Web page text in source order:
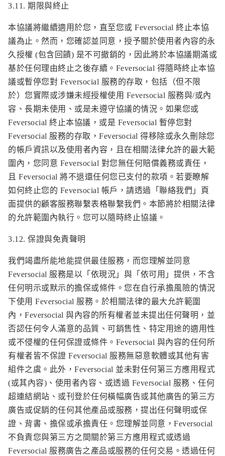
3.11. 期限與終止
本協議將繼續適用於您，直至您或 Feversocial 終止本協
議為止。然而，您確認並同意，授予關於使用者內容的永
久授權 (包含回饋) 是不可撤銷的，因此將於本協議期滿或
基於任何理由終止之後存續。Feversocial 得隨時終止本協
議或暫停您對 Feversocial 服務的存取，包括（但不限
於）您實際或涉嫌未經授權使用 Feversocial 服務與/或內
容、長期未使用、或是未遵守協議的情況。如果您或
Feversocial 終止本協議，或是 Feversocial 暫停您對
Feversocial 服務的存取，Feversocial 得移除或永久刪除您
的帳戶資訊以及使用者內容，且在相關法律允許的最大範
圍內，您同意 Feversocial 對您無任何賠償義務或責任，
且 Feversocial 將不退還任何您已支付的款項。若要瞭解
如何終止您的 Feversocial 帳戶，請透過「聯絡我們」頁
面提供的顧客服務聯繫表格聯繫我們。本節將於相關法律
的允許範圍內執行。您可以隨時終止協議。
3.12. 保證與免責聲明
我們竭盡所能地能提供最佳服務，而您理解並同意
Feversocial 服務是以「依現況」與「依可用」提供，不含
任何明示或默示的擔保或條件。您在自行承擔風險的情況
下使用 Feversocial 服務。於相關法律的最大允許範圍
內，Feversocial 與內容的所有權者並未提出任何聲明，並
否認任何令人滿意的品質、可銷售性、特定用途的適用性
或不侵權的任何保證或條件。Feversocial 與內容的任何所
有權者皆不保證 Feversocial 服務無惡意軟體或其他有害
組件之虞。此外，Feversocial 並未對任何第三方應用程式
(或其內容)、使用者內容、或透過 Feversocial 服務、任何
超連結網站、或刊登於任何橫幅廣告或其他廣告的第三方
廣告或促銷的任何其他產品或服務，提出任何聲明或保
證、背書、擔保或承擔責任。您理解並同意，Feversocial
不負責您與第三方之間關於第三方應用程式或透過
Feversocial 服務廣告之產品或服務的任何交易。透過任何